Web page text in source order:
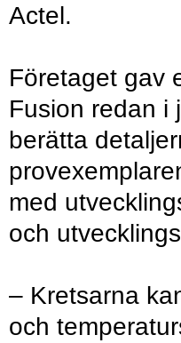
Actel.
Företaget gav
Fusion redan i
berätta
med
och
– Kretsarna
och